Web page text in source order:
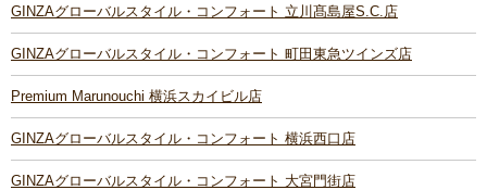
GINZAグローバルスタイル・コンフォート 立川髙島屋S.C.店
GINZAグローバルスタイル・コンフォート 町田東急ツインズ店
Premium Marunouchi 横浜スカイビル店
GINZAグローバルスタイル・コンフォート 横浜西口店
GINZAグローバルスタイル・コンフォート 大宮門街店